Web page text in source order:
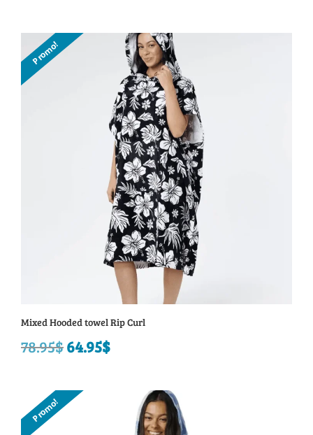
prix :
19.95$
à
59.95$
Promo!
Mixed Hooded towel Rip Curl
78.95$Le
initial
64.95$
actuel
est :
Promo!